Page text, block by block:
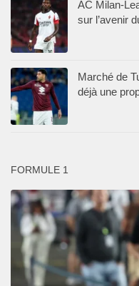
AC Milan-
sur l’avenir
Marché de
déjà une
FORMULE 1